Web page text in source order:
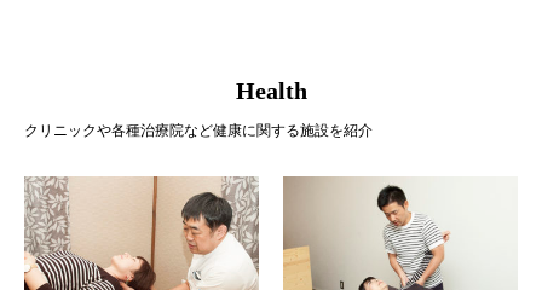
Health
クリニックや各種治療院など健康に関する施設を紹介